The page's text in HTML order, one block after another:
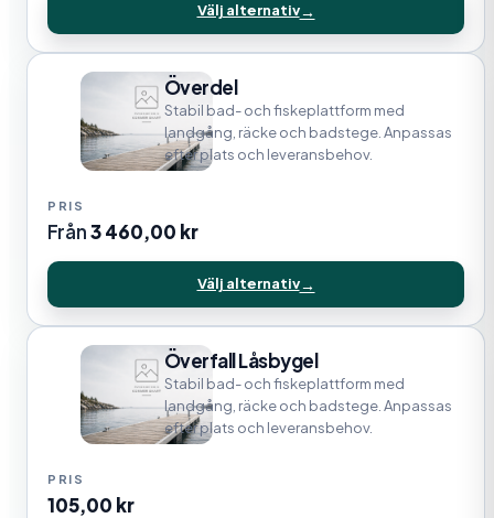
Välj alternativ
Överdel
Stabil bad- och fiskeplattform med
landgång, räcke och badstege. Anpassas
efter plats och leveransbehov.
Från3 460,00 kr
Välj alternativ
Överfall Låsbygel
Stabil bad- och fiskeplattform med
landgång, räcke och badstege. Anpassas
efter plats och leveransbehov.
105,00 kr